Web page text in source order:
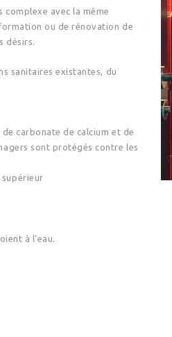
avec la même
ou de rénovation de
désirs.
sanitaires existantes, du
carbonate de calcium et de
sont protégés contre les
à l’eau.